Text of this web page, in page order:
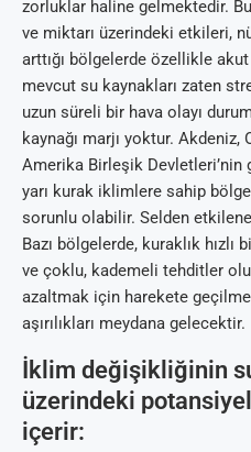
zorluklar haline gelmektedir.
ve miktarı üzerindeki etkileri,
arttığı bölgelerde özellikle
mevcut su kaynakları zaten
uzun süreli bir hava olayı
kaynağı marjı yoktur.
Amerika Birleşik Devletleri’nin
yarı kurak iklimlere sahip
sorunlu olabilir. Selden
Bazı bölgelerde, kuraklık
ve çoklu, kademeli tehditler
azaltmak için harekete
aşırılıkları meydana gelecektir.
İklim değişikliğinin
üzerindeki
içerir: